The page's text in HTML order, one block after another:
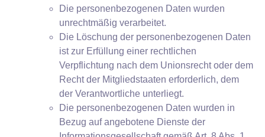
Die personenbezogenen Daten wurden
unrechtmäßig verarbeitet.
Die Löschung der personenbezogenen Daten
ist zur Erfüllung einer rechtlichen
Verpflichtung nach dem Unionsrecht oder dem
Recht der Mitgliedstaaten erforderlich, dem
der Verantwortliche unterliegt.
Die personenbezogenen Daten wurden in
Bezug auf angebotene Dienste der